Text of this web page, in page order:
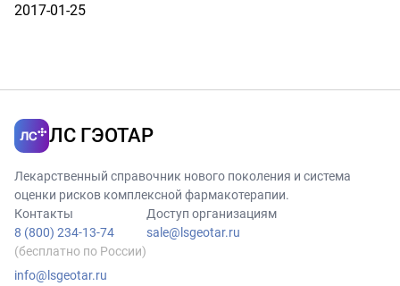
2017-01-25
ЛС ГЭОТАР
Лекарственный справочник нового поколения и система
оценки рисков комплексной фармакотерапии.
Контакты
8 (800) 234-13-74
(бесплатно по России)
info@lsgeotar.ru
Доступ организациям
sale@lsgeotar.ru